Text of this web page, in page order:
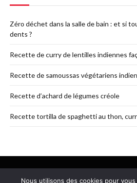
Zéro déchet dans la salle de bain : et si
dents ?
Recette de curry de lentilles indiennes
Recette de samoussas végétariens
Recette d’achard de légumes créole
Recette tortilla de spaghetti au thon,
Nous utilisons des cookies pour